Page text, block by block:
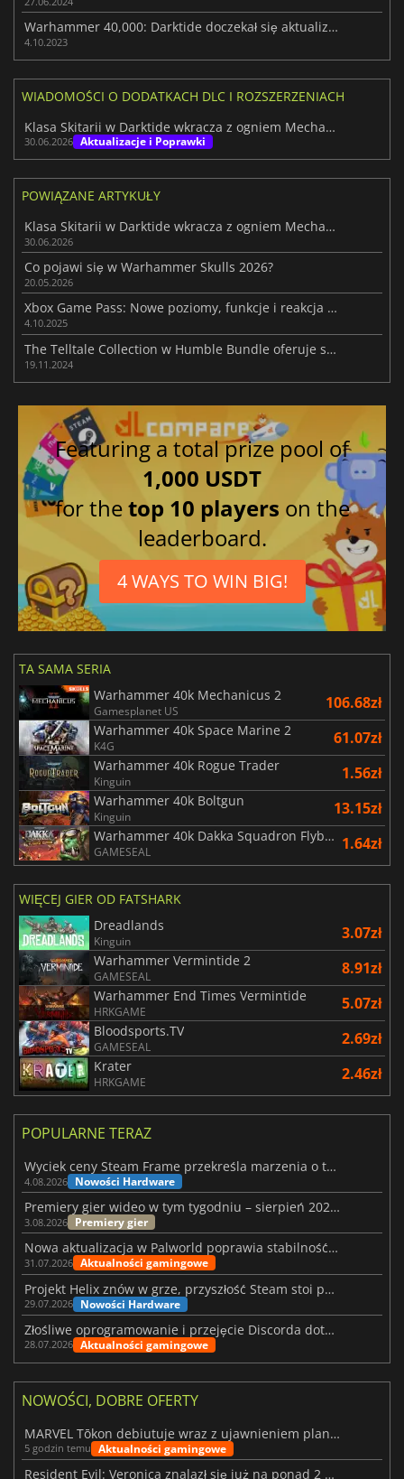
Warhammer 40,000: Darktide doczekał się aktualizacji, której potrzebował
4.10.2023
WIADOMOŚCI O DODATKACH DLC I ROZSZERZENIACH
Klasa Skitarii w Darktide wkracza z ogniem Mechanicus
30.06.2026 Aktualizacje i Poprawki
POWIĄZANE ARTYKUŁY
Klasa Skitarii w Darktide wkracza z ogniem Mechanicus
30.06.2026
Co pojawi się w Warhammer Skulls 2026?
20.05.2026
Xbox Game Pass: Nowe poziomy, funkcje i reakcja społeczności
4.10.2025
The Telltale Collection w Humble Bundle oferuje sześć popularnych gier w znacznie obniżonej cenie
19.11.2024
Featuring a total prize pool of
1,000 USDT
for thetop 10 players on the
leaderboard.
4 WAYS TO WIN BIG!
TA SAMA SERIA
Warhammer 40k Mechanicus 2
Gamesplanet US 106.68zł
Warhammer 40k Space Marine 2
K4G 61.07zł
Warhammer 40k Rogue Trader
Kinguin 1.56zł
Warhammer 40k Boltgun
Kinguin 13.15zł
Warhammer 40k Dakka Squadron Flyboyz Edition
GAMESEAL 1.64zł
WIĘCEJ GIER OD FATSHARK
Dreadlands
Kinguin 3.07zł
Warhammer Vermintide 2
GAMESEAL 8.91zł
Warhammer End Times Vermintide
HRKGAME 5.07zł
Bloodsports.TV
GAMESEAL 2.69zł
Krater
HRKGAME 2.46zł
POPULARNE TERAZ
Wyciek ceny Steam Frame przekreśla marzenia o tanim zestawie VR
4.08.2026 Nowości Hardware
Premiery gier wideo w tym tygodniu – sierpień 2026 r. (32. tydzień)
3.08.2026 Premiery gier
Nowa aktualizacja w Palworld poprawia stabilność Sunreach i walk z bossami
31.07.2026 Aktualności gamingowe
Projekt Helix znów w grze, przyszłość Steam stoi pod znakiem zapytania
29.07.2026 Nowości Hardware
Złośliwe oprogramowanie i przejęcie Discorda dotknęły Meccha Chameleon
28.07.2026 Aktualności gamingowe
NOWOŚCI, DOBRE OFERTY
MARVEL Tōkon debiutuje wraz z ujawnieniem planu rozwoju na pierwszy rok
5 godzin temu Aktualności gamingowe
Resident Evil: Veronica znalazł się już na ponad 2 milionach list życzeń